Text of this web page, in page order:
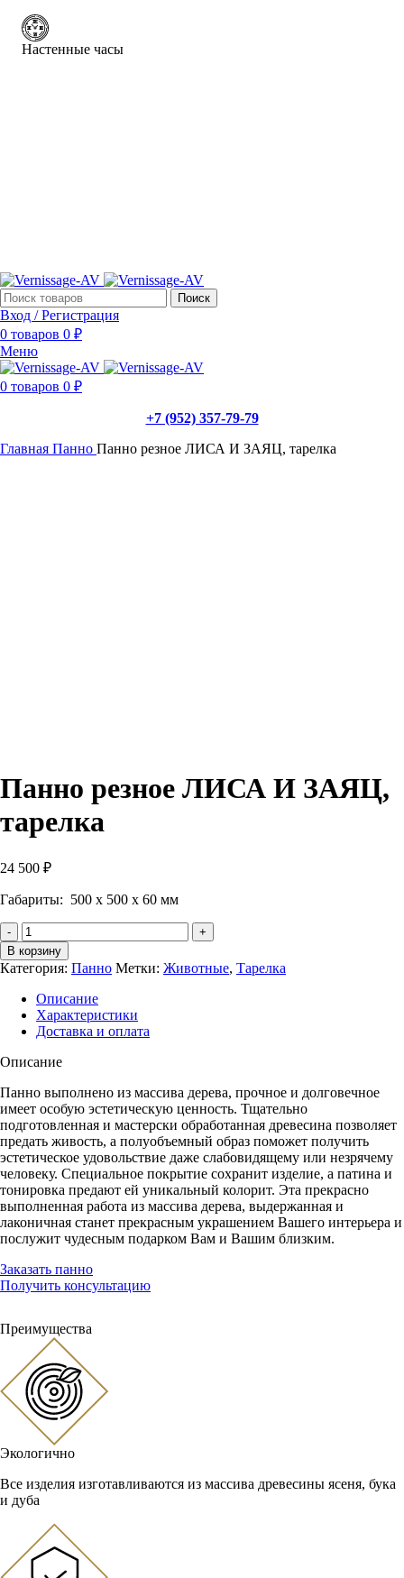
Настенные часы
Поиск
Вход / Регистрация
0 товаров 0 ₽
Меню
0 товаров 0 ₽
+7 (952) 357-79-79
Главная Панно Панно резное ЛИСА И ЗАЯЦ, тарелка
Панно резное ЛИСА И ЗАЯЦ,
тарелка
24 500 ₽
Габариты: 500 х 500 х 60 мм
Количество
Панно
резное
ЛИСА
И
ЗАЯЦ,
тарелка
В корзину
Категория: Панно Метки: Животные, Тарелка
Описание
Характеристики
Доставка и оплата
Описание
Панно выполнено из массива дерева, прочное и долговечное
имеет особую эстетическую ценность. Тщательно
подготовленная и мастерски обработанная древесина позволяет
предать живость, а полуобъемный образ поможет получить
эстетическое удовольствие даже слабовидящему или незрячему
человеку. Специальное покрытие сохранит изделие, а патина и
тонировка предают ей уникальный колорит. Эта прекрасно
выполненная работа из массива дерева, выдержанная и
лаконичная станет прекрасным украшением Вашего интерьера и
послужит чудесным подарком Вам и Вашим близким.
Заказать панно
Получить консультацию
Преимущества
Экологично
Все изделия изготавливаются из массива древесины ясеня, бука
и дуба